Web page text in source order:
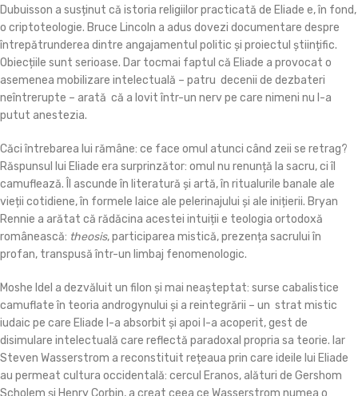
Dubuisson a susținut că istoria religiilor practicată de Eliade e, în fond,
o criptoteologie. Bruce Lincoln a adus dovezi documentare despre
întrepătrunderea dintre angajamentul politic și proiectul științific.
Obiecțiile sunt serioase. Dar tocmai faptul că Eliade a provocat o
asemenea mobilizare intelectuală – patru decenii de dezbateri
neîntrerupte – arată că a lovit într-un nerv pe care nimeni nu l-a
putut anestezia.
Căci întrebarea lui rămâne: ce face omul atunci când zeii se retrag?
Răspunsul lui Eliade era surprinzător: omul nu renunță la sacru, ci îl
camuflează. Îl ascunde în literatură și artă, în ritualurile banale ale
vieții cotidiene, în formele laice ale pelerinajului și ale inițierii. Bryan
Rennie a arătat că rădăcina acestei intuiții e teologia ortodoxă
românească: theosis, participarea mistică, prezența sacrului în
profan, transpusă într-un limbaj fenomenologic.
Moshe Idel a dezvăluit un filon și mai neașteptat: surse cabalistice
camuflate în teoria androgynului și a reintegrării – un strat mistic
iudaic pe care Eliade l-a absorbit și apoi l-a acoperit, gest de
disimulare intelectuală care reflectă paradoxal propria sa teorie. Iar
Steven Wasserstrom a reconstituit rețeaua prin care ideile lui Eliade
au permeat cultura occidentală: cercul Eranos, alături de Gershom
Scholem și Henry Corbin, a creat ceea ce Wasserstrom numea o